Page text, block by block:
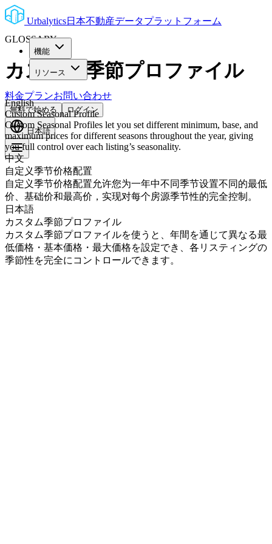
Urbalytics日本不動産データプラットフォーム
機能
リソース
料金プランお問い合わせ
無料で始める ログイン
日本語
GLOSSARY
カスタム季節プロファイル
English
Custom Seasonal Profile
Custom Seasonal Profiles let you set different minimum, base, and
maximum prices for different seasons throughout the year, giving
you full control over each listing’s seasonality.
中文
自定义季节价格配置
自定义季节价格配置允许您为一年中不同季节设置不同的最低
价、基础价和最高价，实现对每个房源季节性的完全控制。
日本語
カスタム季節プロファイル
カスタム季節プロファイルを使うと、年間を通じて異なる最
低価格・基本価格・最大価格を設定でき、各リスティングの
季節性を完全にコントロールできます。